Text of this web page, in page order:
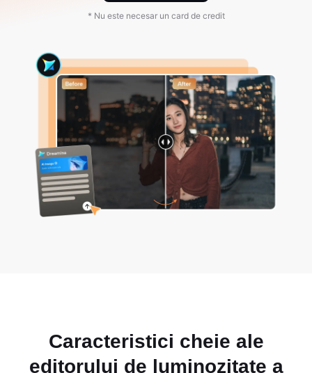
* Nu este necesar un card de credit
Caracteristici cheie ale
editorului de luminozitate a